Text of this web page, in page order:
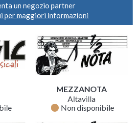
un negozio partner
per maggiori informazioni
MEZZANOTA
Altavilla
fiber_manual_record Non disponibile